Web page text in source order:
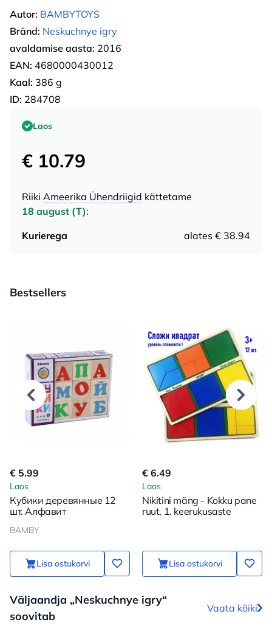
Autor: BAMBYTOYS
Bränd: Neskuchnye igry
avaldamise aasta: 2016
EAN: 4680000430012
Kaal: 386 g
ID: 284708
Laos
€ 10.79
Riiki Ameerika Ühendriigid kättetame
18 august (T):
Kurierega
alates € 38.94
Bestsellers
€ 5.99
Laos
Кубики деревянные 12
шт. Алфавит
BAMBY
Lisa ostukorvi
€ 6.49
Laos
Nikitini mäng - Kokku pane
ruut, 1. keerukusaste
Lisa ostukorvi
Väljaandja „Neskuchnye igry“
soovitab
Vaata kõiki